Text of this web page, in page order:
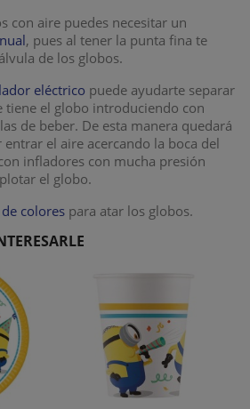
con aire puedes necesitar un
, pues al tener la punta fina te
de los globos.
eléctrico puede ayudarte separar
tiene el globo introduciendo con
de beber. De esta manera quedará
el aire acercando la boca del
infladores con mucha presión
el globo.
colores para atar los globos.